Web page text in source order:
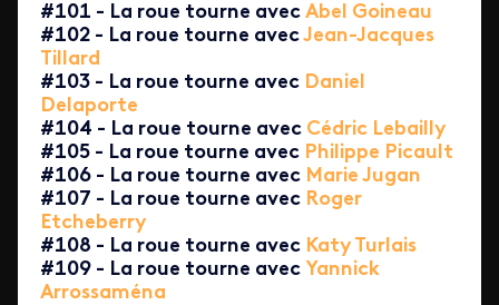
#101 - La roue tourne avec Abel Goineau
#102 - La roue tourne avecJean-Jacques
Tillard
#103 - La roue tourne avec Daniel
Delaporte
#104 - La roue tourne avec Cédric Lebailly
#105 - La roue tourne avec Philippe Picault
#106 - La roue tourne avec Marie Jugan
#107 - La roue tourne avec Roger
Etcheberry
#108 - La roue tourne avec Katy Turlais
#109 - La roue tourne avec Yannick
Arrossaména